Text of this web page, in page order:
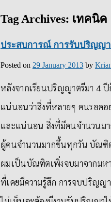
Tag Archives: เทคนิค
ประสบการณ์ การรับปริญญ
Posted on 29 January 2013 by
หลังจากเรียนปริญญาตรีมา 4 ปี
แน่นอนว่าสิ่งที่หลายๆ คนรอคอ
และแน่นอน สิ่งที่มีคนจำนวนมา
ผู้คนจำนวนมากขึ้นทุกวัน บัณฑิ
ผมเป็นบัณฑิตเพิ่งจบมาจากมห
ที่เคยมีความรู้สึก การจบปริญญ